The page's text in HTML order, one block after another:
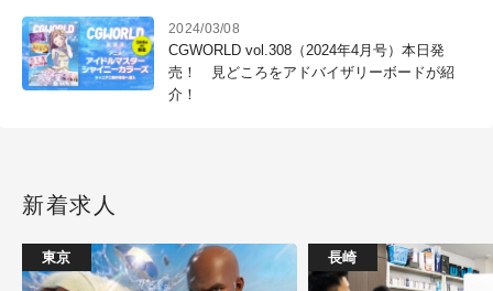
2024/03/08
CGWORLD vol.308（2024年4月号）本日発
売！ 見どころをアドバイザリーボードが紹
介！
新着求人
東京 長崎